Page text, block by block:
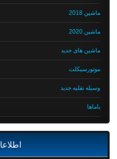
ماشین 2018
ماشین 2020
ماشین های جدید
موتورسیکلت
وسیله نقلیه جدید
یاماها
اطلاعات